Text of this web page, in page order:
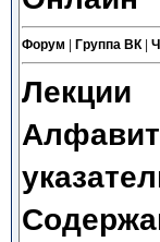
Форум Группа ВК|
Лекции